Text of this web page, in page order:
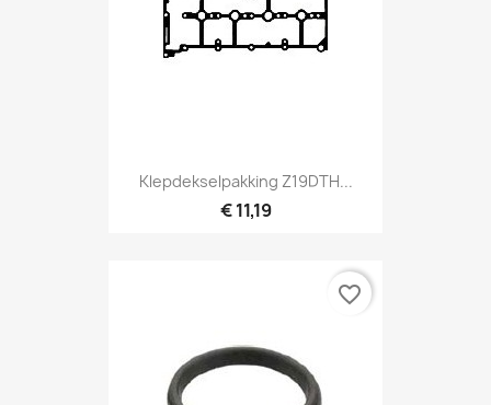
Klepdekselpakking Z19DTH...
€ 11,19
favorite_border